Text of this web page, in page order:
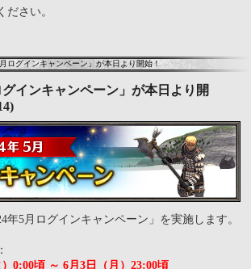
ださい。
月ログインキャンペーン」が本日より開始！
グインキャンペーン」が本日より開
年5月ログインキャンペーン」を実施します。
0:00頃 ～ 6月3日（月）23:00頃